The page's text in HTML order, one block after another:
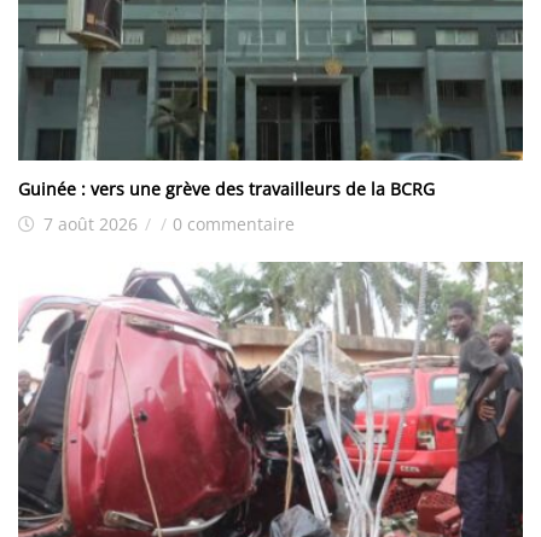
Guinée : vers une grève des travailleurs de la BCRG
7 août 2026 / / 0 commentaire